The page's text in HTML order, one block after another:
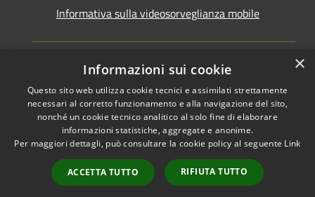
Informativa sulla videosorveglianza mobile
RSS
Accessibilità
Cookie
Mappa del sito
Area riservata del
Copyright © 2026 • Comune di
Taranto • Powered by
Municipium•Accesso
redazione
×
Informazioni sui cookie
Questo sito web utilizza cookie tecnici e assimilati strettamente
necessari al corretto funzionamento e alla navigazione del sito,
nonché un cookie tecnico analitico al solo fine di elaborare
informazioni statistiche, aggregate e anonime.
Per maggiori dettagli, può consultare la cookie policy al seguente Link
ACCETTA TUTTO RIFIUTA TUTTO